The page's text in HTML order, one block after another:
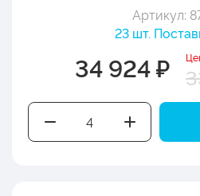
Артикул:
23 шт.
34 924 ₽